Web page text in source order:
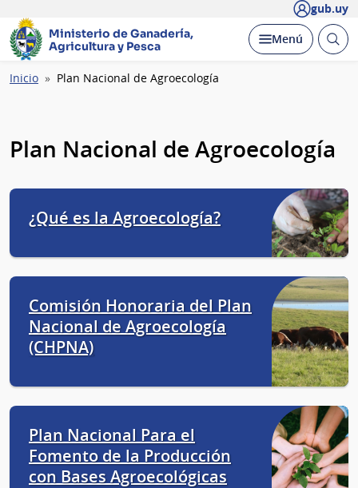
gub.uy
Ministerio de Ganadería,
Agricultura y Pesca
Desplegar
Menú Abrir
Ruta
Inicio Plan Nacional de Agroecología
Plan Nacional de Agroecología
¿Qué es la Agroecología?
Comisión Honoraria del Plan
Nacional de Agroecología
(CHPNA)
Plan Nacional Para el
Fomento de la Producción
con Bases Agroecológicas